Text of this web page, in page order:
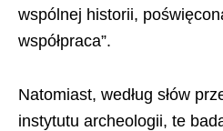
wspólnej historii,
współpraca”.
Natomiast, według słów
instytutu archeologii, te